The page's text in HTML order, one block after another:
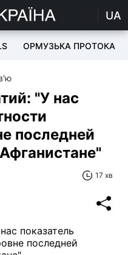
UA
ОРМУЗЬКА ПРОТОКА
"У нас
последней
17 хв